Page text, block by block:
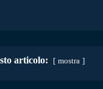
articolo: mostra